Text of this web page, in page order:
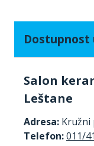
Dostupnost
Salon
Leštane
Adresa: Kružni
Telefon:011/